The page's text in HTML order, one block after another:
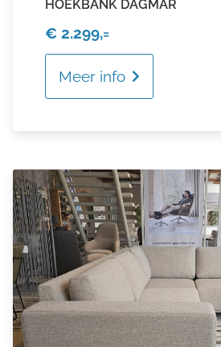
HOEKBANK DAGMAR
€ 2.299,=
Meer info